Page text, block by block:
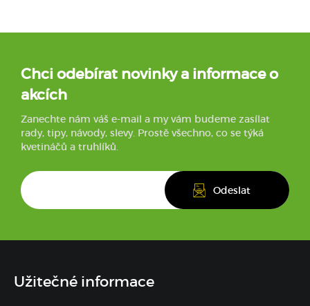
Chci odebírat novinky a informace o
akcích
Zanechte nám váš e-mail a my vám budeme zasílat
rady, tipy, návody, slevy. Prostě všechno, co se týká
kvetináčů a truhlíků.
Užitečné informace